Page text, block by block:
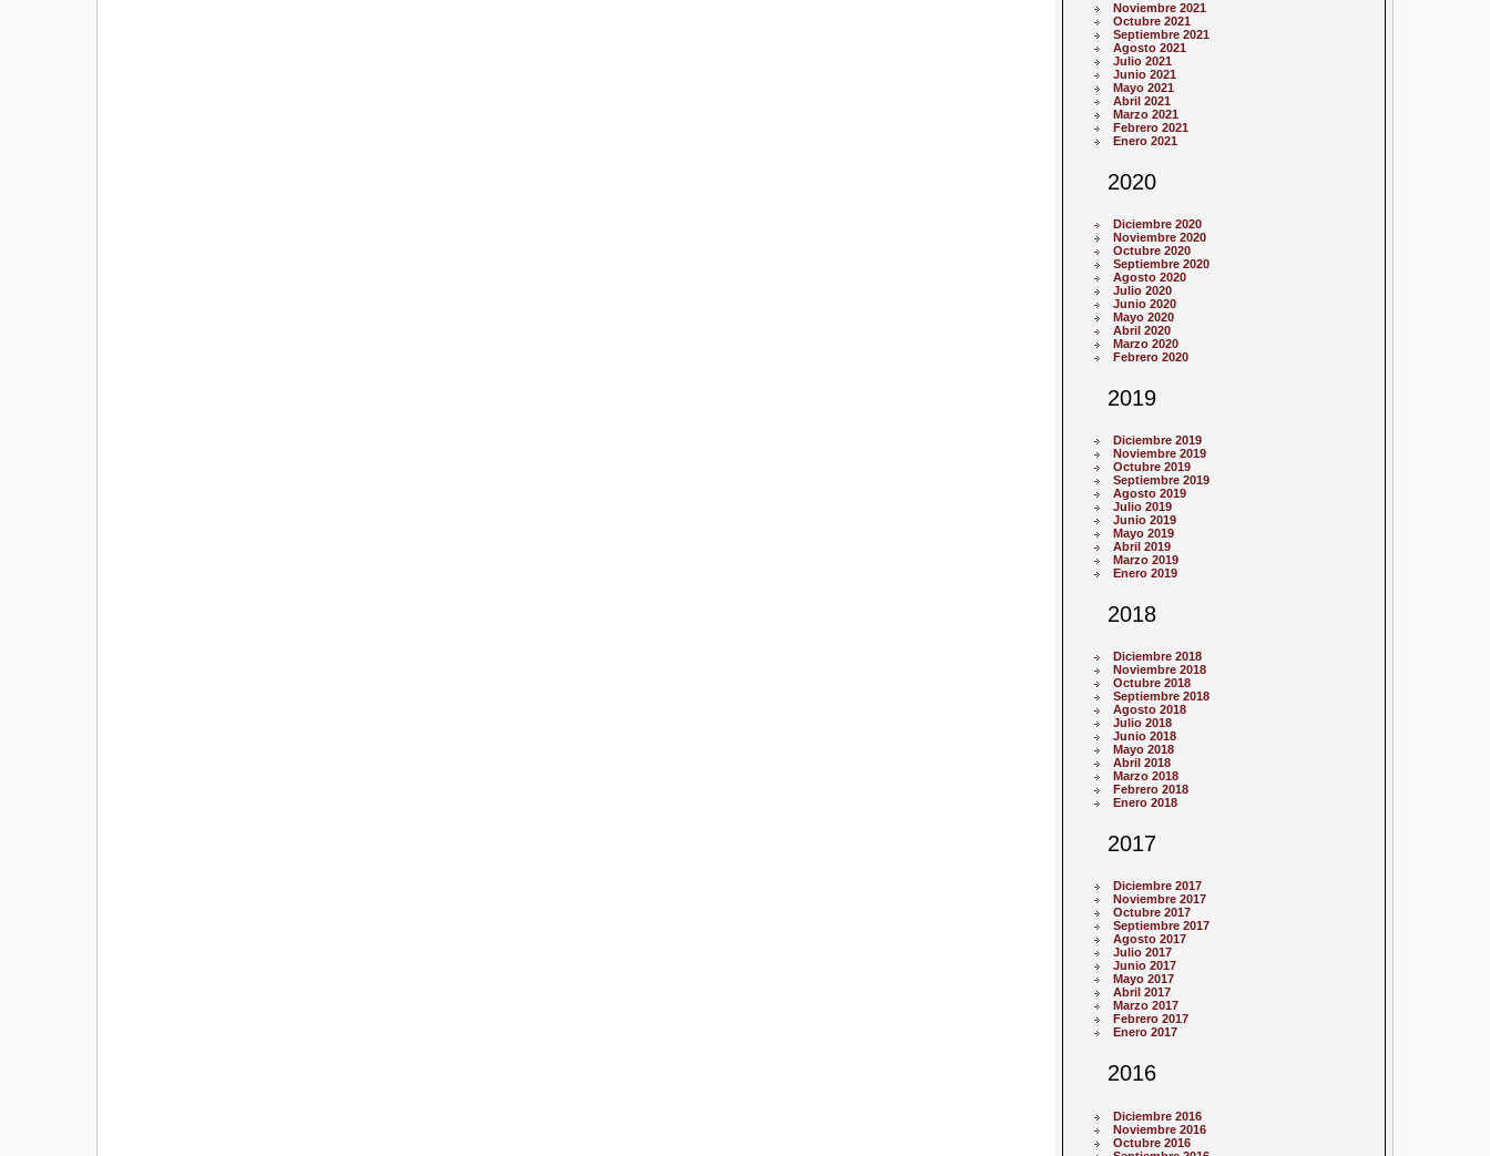
Noviembre 2021
Octubre 2021
Septiembre 2021
Agosto 2021
Julio 2021
Junio 2021
Mayo 2021
Abril 2021
Marzo 2021
Febrero 2021
Enero 2021
2020
Diciembre 2020
Noviembre 2020
Octubre 2020
Septiembre 2020
Agosto 2020
Julio 2020
Junio 2020
Mayo 2020
Abril 2020
Marzo 2020
Febrero 2020
2019
Diciembre 2019
Noviembre 2019
Octubre 2019
Septiembre 2019
Agosto 2019
Julio 2019
Junio 2019
Mayo 2019
Abril 2019
Marzo 2019
Enero 2019
2018
Diciembre 2018
Noviembre 2018
Octubre 2018
Septiembre 2018
Agosto 2018
Julio 2018
Junio 2018
Mayo 2018
Abril 2018
Marzo 2018
Febrero 2018
Enero 2018
2017
Diciembre 2017
Noviembre 2017
Octubre 2017
Septiembre 2017
Agosto 2017
Julio 2017
Junio 2017
Mayo 2017
Abril 2017
Marzo 2017
Febrero 2017
Enero 2017
2016
Diciembre 2016
Noviembre 2016
Octubre 2016